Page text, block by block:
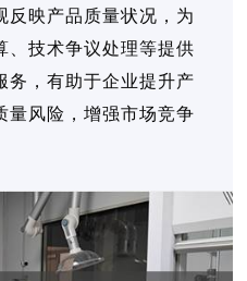
反映产品质量状况，为
、技术争议处理等提供
务，有助于企业提升产
量风险，增强市场竞争